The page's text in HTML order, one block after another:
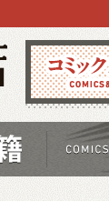
コミックス